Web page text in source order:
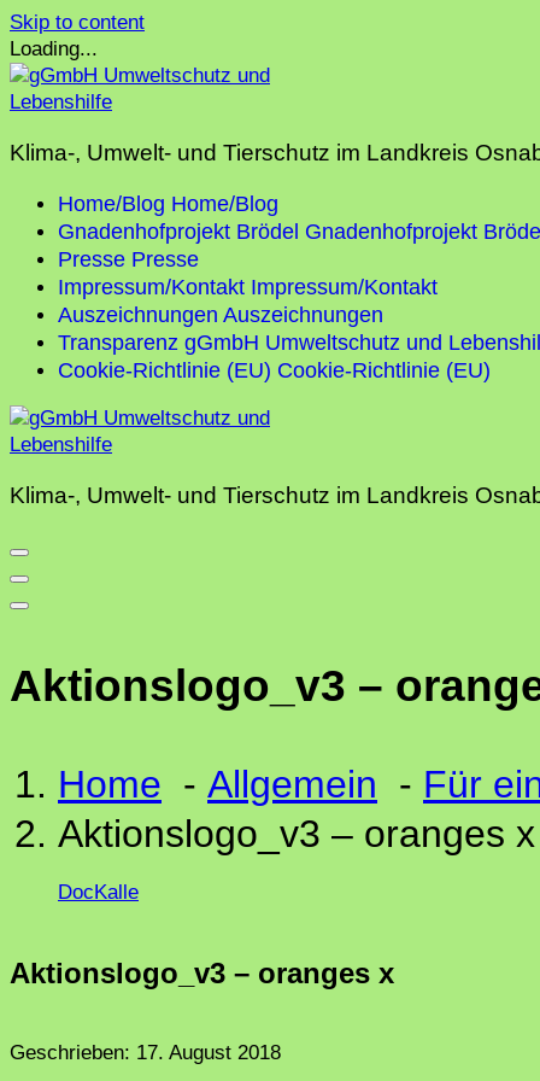
Skip to content
Loading...
Klima-, Umwelt- und Tierschutz im Landkreis
Home/Blog Home/Blog
Gnadenhofprojekt Brödel Gnadenhofprojekt
Presse Presse
Impressum/Kontakt Impressum/Kontakt
Auszeichnungen Auszeichnungen
Transparenz gGmbH Umweltschutz und
Cookie-Richtlinie (EU) Cookie-Richtlinie (EU)
Klima-, Umwelt- und Tierschutz im Landkreis
Aktionslogo_v3 –
Home - Allgemein - Für
Aktionslogo_v3 – oranges x
DocKalle
Aktionslogo_v3 – oranges x
Geschrieben: 17. August 2018